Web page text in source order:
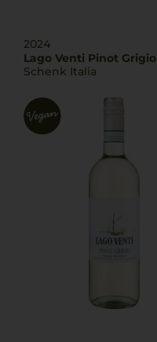
2024
Lago Venti Pinot Grigio
Schenk Italia